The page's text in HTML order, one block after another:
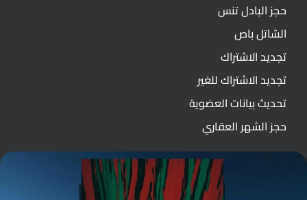
حجز البادل تنس
الشاتل باص
تجديد الاشتراك
تجديد الاشتراك للغير
تحديث بيانات العضوية
حجز الشهر العقاري